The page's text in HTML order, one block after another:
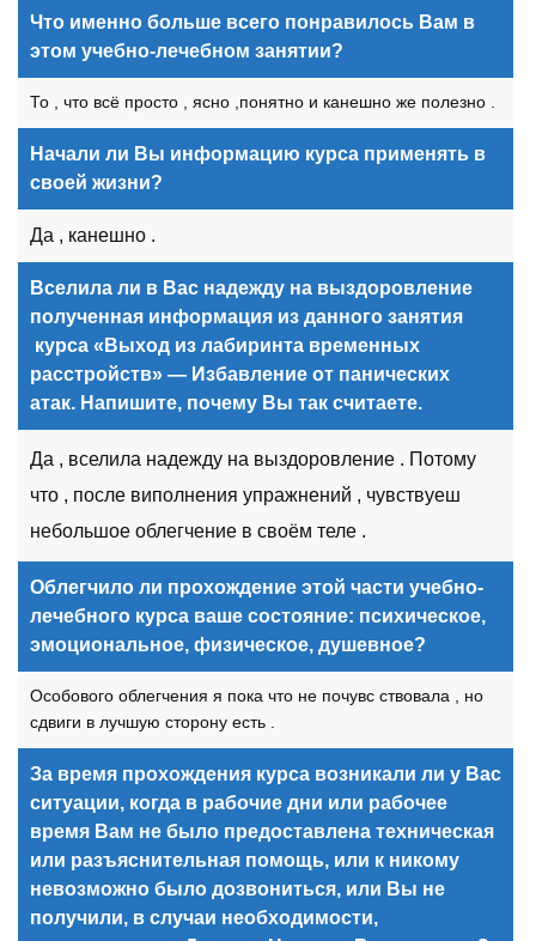
Что именно больше всего понравилось Вам в
этом учебно-лечебном занятии?
То , что всё просто , ясно ,понятно и канешно же полезно .
Начали ли Вы информацию курса применять в
своей жизни?
Да , канешно .
Вселила ли в Вас надежду на выздоровление
полученная информация из данного занятия
курса «Выход из лабиринта временных
расстройств» — Избавление от панических
атак. Напишите, почему Вы так считаете.
Да , вселила надежду на выздоровление . Потому
что , после виполнения упражнений , чувствуеш
небольшое облегчение в своём теле .
Облегчило ли прохождение этой части учебно-
лечебного курса ваше состояние: психическое,
эмоциональное, физическое, душевное?
Особового облегчения я пока что не почувс ствовала , но
сдвиги в лучшую сторону есть .
За время прохождения курса возникали ли у Вас
ситуации, когда в рабочие дни или рабочее
время Вам не было предоставлена техническая
или разъяснительная помощь, или к никому
невозможно было дозвониться, или Вы не
получили, в случаи необходимости,